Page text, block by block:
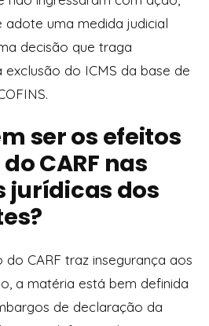
uma medida judicial
decisão que traga
do ICMS da base de
ser os efeitos
CARF nas
jurídicas dos
CARF traz insegurança aos
a matéria está bem definida
de declaração da